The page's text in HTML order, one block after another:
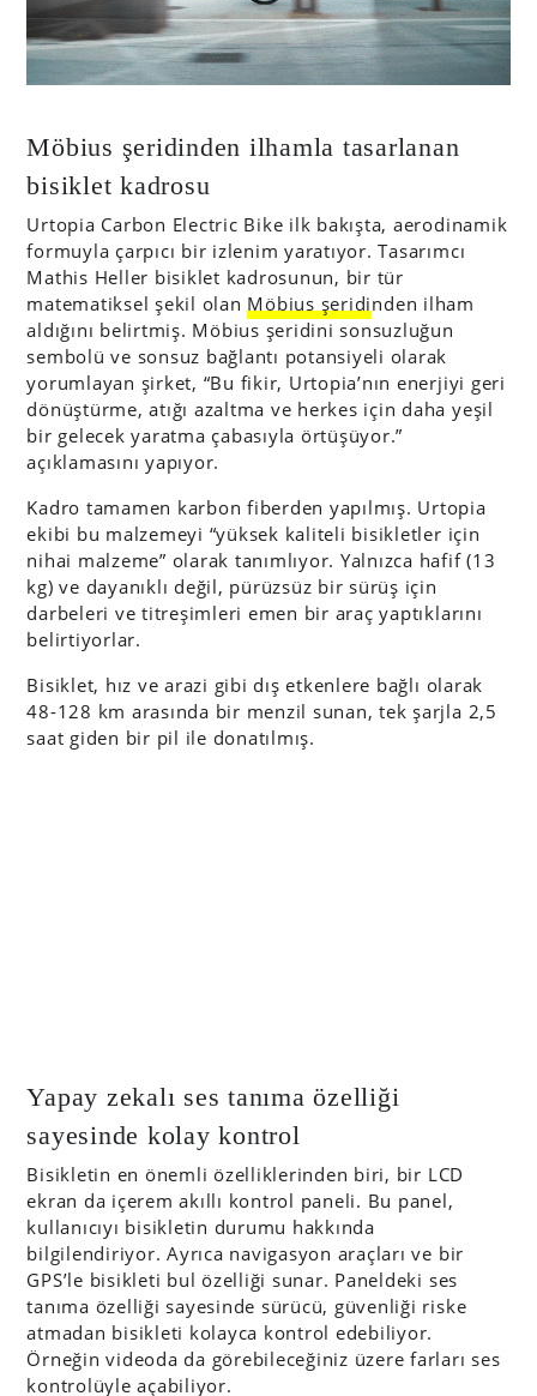
Möbius şeridinden ilhamla tasarlanan
bisiklet kadrosu
Urtopia Carbon Electric Bike ilk bakışta, aerodinamik
formuyla çarpıcı bir izlenim yaratıyor. Tasarımcı
Mathis Heller bisiklet kadrosunun, bir tür
matematiksel şekil olan Möbius şeridinden ilham
aldığını belirtmiş. Möbius şeridini sonsuzluğun
sembolü ve sonsuz bağlantı potansiyeli olarak
yorumlayan şirket, “Bu fikir, Urtopia’nın enerjiyi geri
dönüştürme, atığı azaltma ve herkes için daha yeşil
bir gelecek yaratma çabasıyla örtüşüyor.”
açıklamasını yapıyor.
Kadro tamamen karbon fiberden yapılmış. Urtopia
ekibi bu malzemeyi “yüksek kaliteli bisikletler için
nihai malzeme” olarak tanımlıyor. Yalnızca hafif (13
kg) ve dayanıklı değil, pürüzsüz bir sürüş için
darbeleri ve titreşimleri emen bir araç yaptıklarını
belirtiyorlar.
Bisiklet, hız ve arazi gibi dış etkenlere bağlı olarak
48-128 km arasında bir menzil sunan, tek şarjla 2,5
saat giden bir pil ile donatılmış.
Yapay zekalı ses tanıma özelliği
sayesinde kolay kontrol
Bisikletin en önemli özelliklerinden biri, bir LCD
ekran da içerem akıllı kontrol paneli. Bu panel,
kullanıcıyı bisikletin durumu hakkında
bilgilendiriyor. Ayrıca navigasyon araçları ve bir
GPS’le bisikleti bul özelliği sunar. Paneldeki ses
tanıma özelliği sayesinde sürücü, güvenliği riske
atmadan bisikleti kolayca kontrol edebiliyor.
Örneğin videoda da görebileceğiniz üzere farları ses
kontrolüyle açabiliyor.